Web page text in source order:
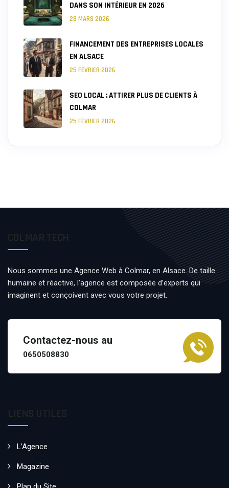
DANS SON INTÉRIEUR EN 2026
28 MARS 2026
FINANCEMENT DES ENTREPRISES LOCALES
EN ALSACE
25 FÉVRIER 2026
SEO LOCAL : ATTIRER PLUS DE CLIENTS À
COLMAR
25 FÉVRIER 2026
Nous sommes une Agence Web à Colmar, en Alsace. De taille
humaine et réactive, l’agence est composée d’experts qui
imaginent et conçoivent avec vous votre projet.
Contactez-nous au
0650508830
L’Agence
Magazine